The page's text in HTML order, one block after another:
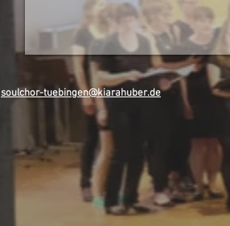
soulchor-tuebingen@kiarahuber.de